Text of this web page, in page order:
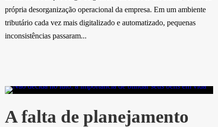
própria desorganização operacional da empresa. Em um ambiente
tributário cada vez mais digitalizado e automatizado, pequenas
inconsistências passaram...
A falta de planejamento